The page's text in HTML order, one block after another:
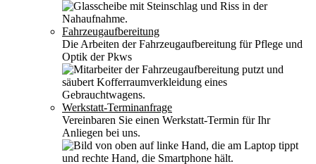
Fahrzeugaufbereitung
Die Arbeiten der Fahrzeugaufbereitung für Pflege und
Optik der Pkws
Werkstatt-Terminanfrage
Vereinbaren Sie einen Werkstatt-Termin für Ihr
Anliegen bei uns.